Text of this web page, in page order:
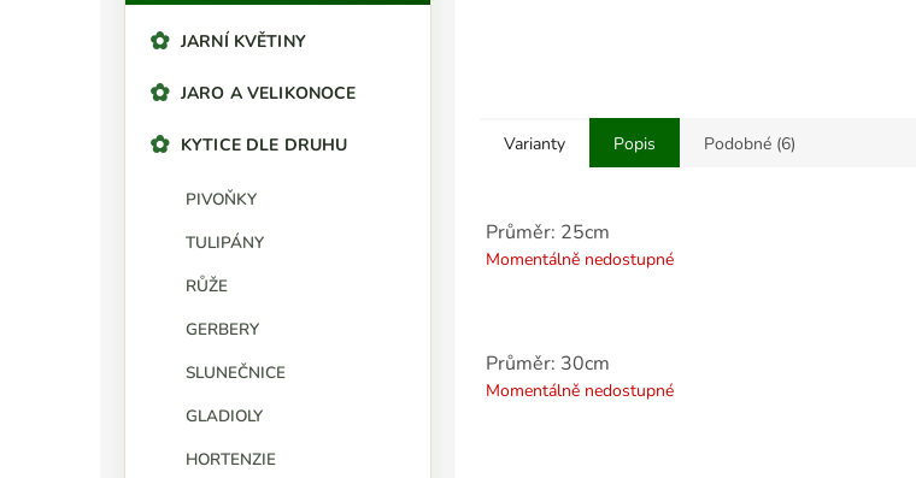
JARNÍ KVĚTINY
JARO A VELIKONOCE
KYTICE DLE DRUHU
PIVOŇKY
TULIPÁNY
RŮŽE
GERBERY
SLUNEČNICE
GLADIOLY
HORTENZIE
Varianty Popis Podobné (6)
Průměr: 25cm
Momentálně nedostupné
Průměr: 30cm
Momentálně nedostupné